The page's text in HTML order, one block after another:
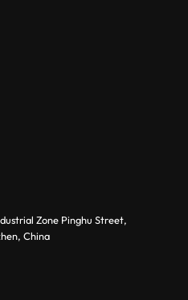
Zone Pinghu Street,
China